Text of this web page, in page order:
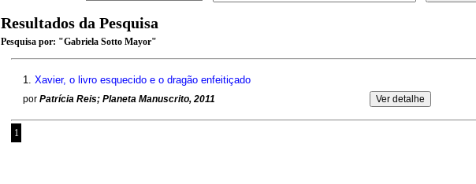
Resultados da Pesquisa
Pesquisa por: "Gabriela Sotto Mayor"
1. Xavier, o livro esquecido e o dragão enfeitiçado
por Patrícia Reis; Planeta Manuscrito, 2011
1